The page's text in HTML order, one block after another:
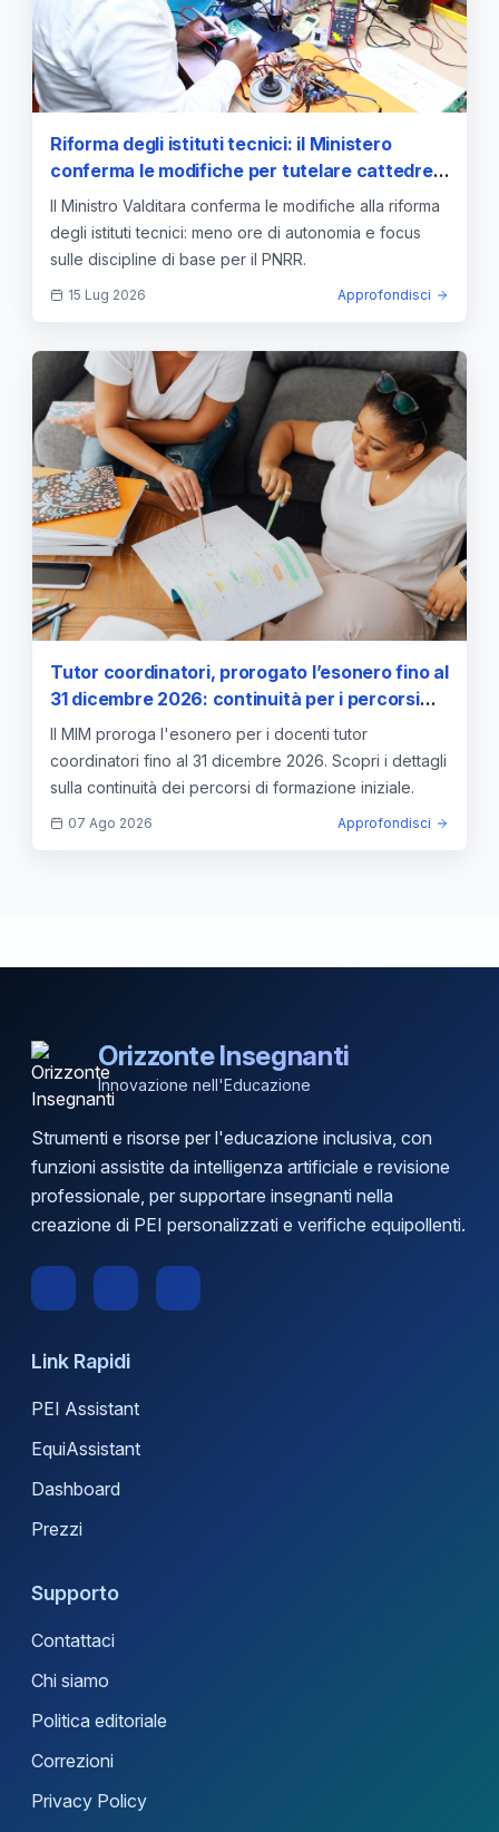
Riforma degli istituti tecnici: il Ministero
conferma le modifiche per tutelare cattedre e
continuità didattica
Il Ministro Valditara conferma le modifiche alla riforma
degli istituti tecnici: meno ore di autonomia e focus
sulle discipline di base per il PNRR.
15 Lug 2026 Approfondisci
Tutor coordinatori, prorogato l’esonero fino al
31 dicembre 2026: continuità per i percorsi
abilitanti
Il MIM proroga l'esonero per i docenti tutor
coordinatori fino al 31 dicembre 2026. Scopri i dettagli
sulla continuità dei percorsi di formazione iniziale.
07 Ago 2026 Approfondisci
Orizzonte Insegnanti
Innovazione nell'Educazione
Strumenti e risorse per l'educazione inclusiva, con
funzioni assistite da intelligenza artificiale e revisione
professionale, per supportare insegnanti nella
creazione di PEI personalizzati e verifiche equipollenti.
Link Rapidi
PEI Assistant
EquiAssistant
Dashboard
Prezzi
Supporto
Contattaci
Chi siamo
Politica editoriale
Correzioni
Privacy Policy